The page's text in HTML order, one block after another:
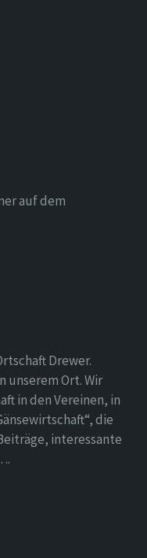
auf dem
Drewer.
unserem Ort. Wir
in den Vereinen, in
die
interessante